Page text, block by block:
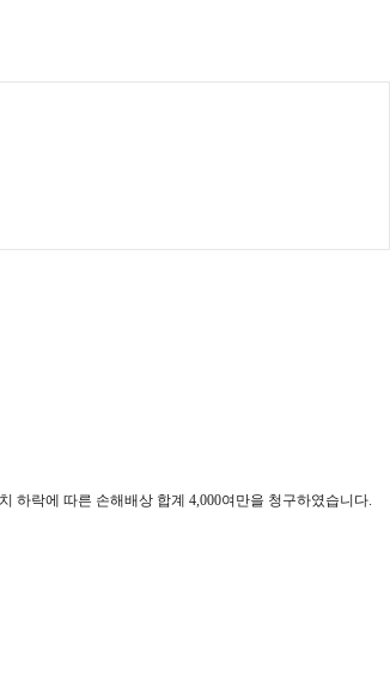
하락에 따른 손해배상 합계 4,000여만을 청구하였습니다.